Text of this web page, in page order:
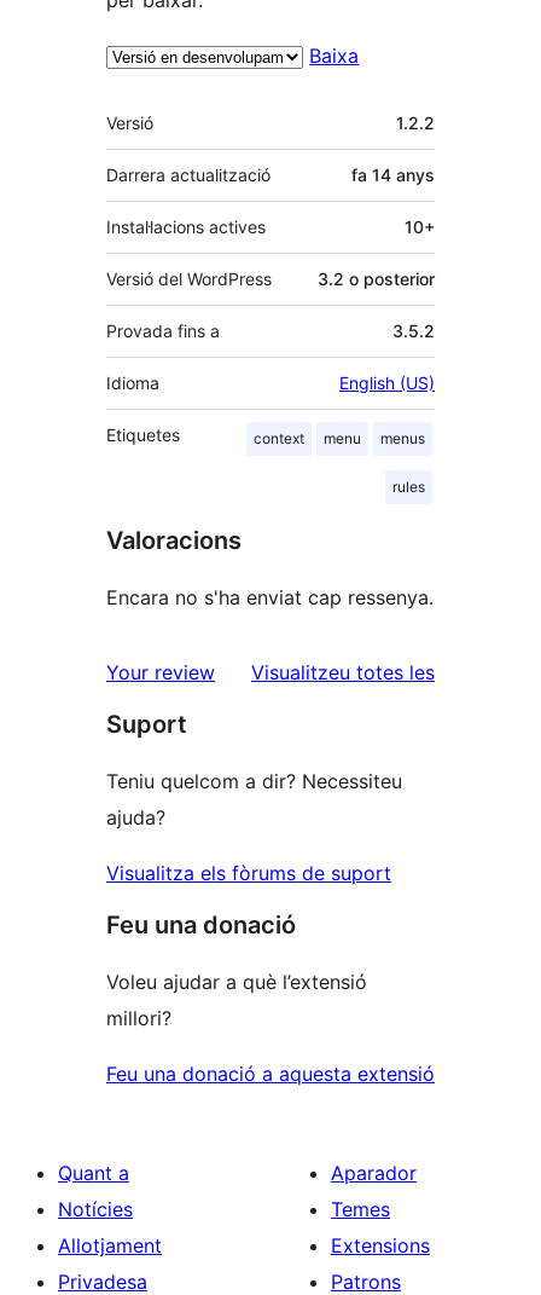
Baixa
Meta
Versió 1.2.2
Darrera actualització fa 14 anys
Instal·lacions actives 10+
Versió del WordPress 3.2 o posterior
Provada fins a 3.5.2
Idioma English (US)
Etiquetes context menu menus
rules
Valoracions
Encara no s'ha enviat cap ressenya.
Your review Visualitzeu totes lesressenyes
Suport
Teniu quelcom a dir? Necessiteu
ajuda?
Visualitza els fòrums de suport
Feu una donació
Voleu ajudar a què l’extensió
millori?
Feu una donació a aquesta extensió
Quant a
Notícies
Allotjament
Privadesa
Aparador
Temes
Extensions
Patrons